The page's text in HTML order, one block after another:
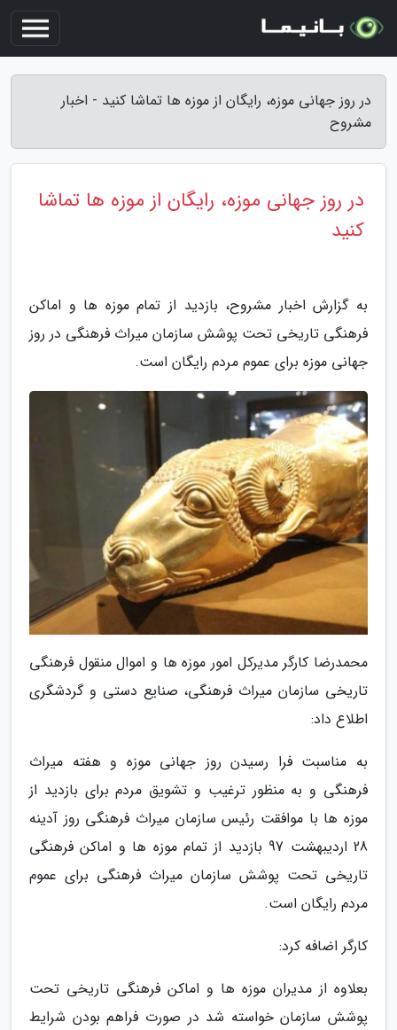
در روز جهانی موزه، رایگان از موزه ها تماشا کنید - اخبار
مشروح
در روز جهانی موزه، رایگان از موزه ها تماشا
کنید
به گزارش اخبار مشروح، بازدید از تمام موزه ها و اماکن
فرهنگی تاریخی تحت پوشش سازمان میراث فرهنگی در روز
جهانی موزه برای عموم مردم رایگان است.
محمدرضا کارگر مدیرکل امور موزه ها و اموال منقول فرهنگی
تاریخی سازمان میراث فرهنگی، صنایع دستی و گردشگری
اطلاع داد:
به مناسبت فرا رسیدن روز جهانی موزه و هفته میراث
فرهنگی و به منظور ترغیب و تشویق مردم برای بازدید از
موزه ها با موافقت رئیس سازمان میراث فرهنگی روز آدینه
28 اردیبهشت 97 بازدید از تمام موزه ها و اماکن فرهنگی
تاریخی تحت پوشش سازمان میراث فرهنگی برای عموم
مردم رایگان است.
کارگر اضافه کرد:
بعلاوه از مدیران موزه ها و اماکن فرهنگی تاریخی تحت
پوشش سازمان خواسته شد در صورت فراهم بودن شرایط